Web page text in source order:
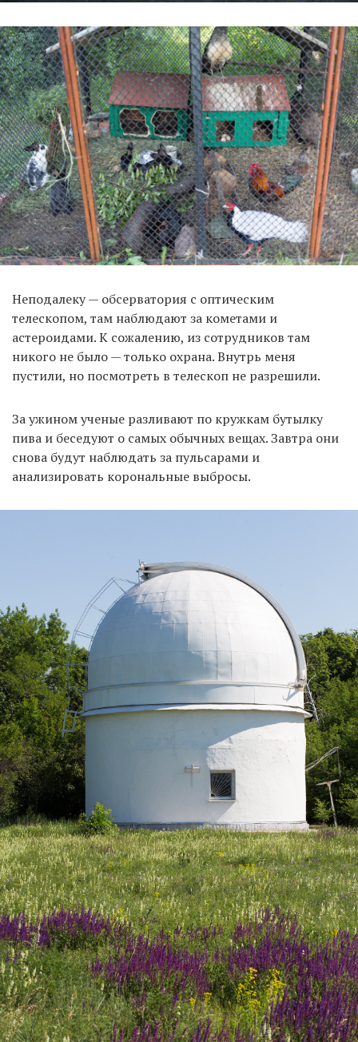
Неподалеку — обсерватория с оптическим
телескопом, там наблюдают за кометами и
астероидами. К сожалению, из сотрудников там
никого не было — только охрана. Внутрь меня
пустили, но посмотреть в телескоп не разрешили.
За ужином ученые разливают по кружкам бутылку
пива и беседуют о самых обычных вещах. Завтра они
снова будут наблюдать за пульсарами и
анализировать корональные выбросы.